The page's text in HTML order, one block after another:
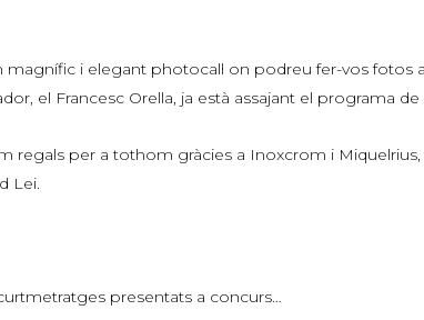
magnífic i elegant photocall on podreu fer-vos fotos
el Francesc Orella, ja està assajant el programa de
regals per a tothom gràcies a Inoxcrom i
Lei.
presentats a concurs…